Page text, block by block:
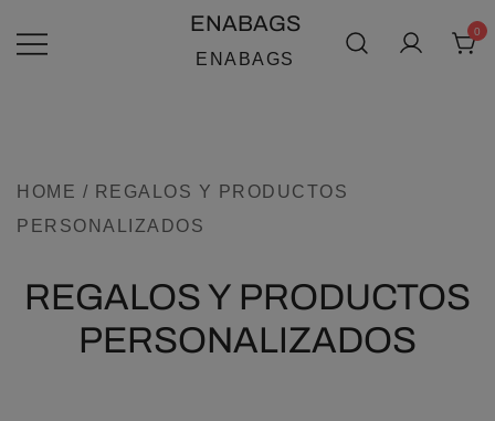
AL
ENABAGS
ENABAGS
0
HOME / REGALOS Y PRODUCTOS
PERSONALIZADOS
REGALOS Y PRODUCTOS
PERSONALIZADOS